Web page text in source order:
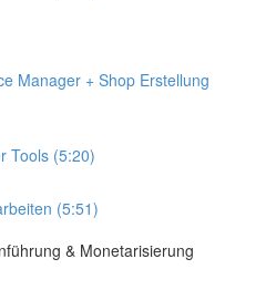
Manager + Shop Erstellung
Tools (5:20)
(5:51)
& Monetarisierung